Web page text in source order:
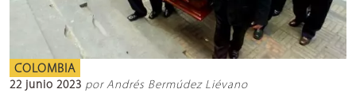
COLOMBIA
22 junio 2023 por Andrés Bermúdez Liévano